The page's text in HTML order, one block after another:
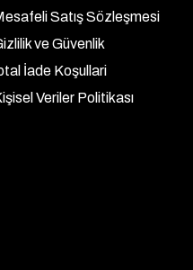
Satış Sözleşmesi
ve Güvenlik
İade Koşullari
Veriler Politikası